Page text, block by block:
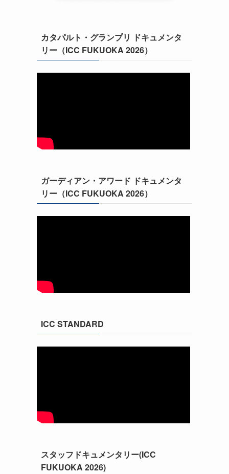
カタパルト・グランプリ ドキュメンタ
リー（ICC FUKUOKA 2026）
ガーディアン・アワード ドキュメンタ
リー（ICC FUKUOKA 2026）
ICC STANDARD
スタッフドキュメンタリー(ICC
FUKUOKA 2026)